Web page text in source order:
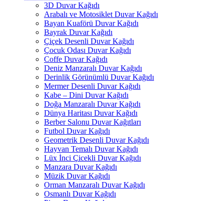
3D Duvar Kağıdı
Arabalı ve Motosiklet Duvar Kağıdı
Bayan Kuaförü Duvar Kağıdı
Bayrak Duvar Kağıdı
Çiçek Desenli Duvar Kağıdı
Çocuk Odası Duvar Kağıdı
Coffe Duvar Kağıdı
Deniz Manzaralı Duvar Kağıdı
Derinlik Görünümlü Duvar Kağıdı
Mermer Desenli Duvar Kağıdı
Kabe – Dini Duvar Kağıdı
Doğa Manzaralı Duvar Kağıdı
Dünya Haritası Duvar Kağıdı
Berber Salonu Duvar Kağıtları
Futbol Duvar Kağıdı
Geometrik Desenli Duvar Kağıdı
Hayvan Temalı Duvar Kağıdı
Lüx İnci Çicekli Duvar Kağıdı
Manzara Duvar Kağıdı
Müzik Duvar Kağıdı
Orman Manzaralı Duvar Kağıdı
Osmanlı Duvar Kağıdı